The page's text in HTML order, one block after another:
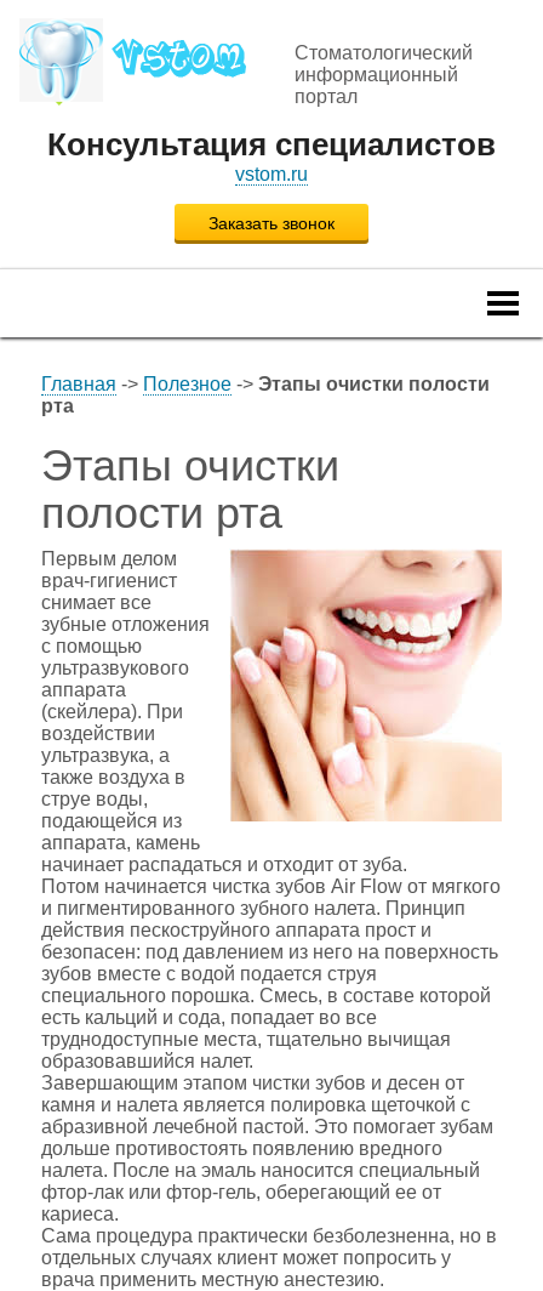
Стоматологический
информационный
портал
Консультация специалистов
vstom.ru
Заказать звонок
Главная -> Полезное-> Этапы очистки полости
рта
Этапы очистки
полости рта
Первым делом
врач-гигиенист
снимает все
зубные отложения
с помощью
ультразвукового
аппарата
(скейлера). При
воздействии
ультразвука, а
также воздуха в
струе воды,
подающейся из
аппарата, камень
начинает распадаться и отходит от зуба.
Потом начинается чистка зубов Air Flow от мягкого
и пигментированного зубного налета. Принцип
действия пескоструйного аппарата прост и
безопасен: под давлением из него на поверхность
зубов вместе с водой подается струя
специального порошка. Смесь, в составе которой
есть кальций и сода, попадает во все
труднодоступные места, тщательно вычищая
образовавшийся налет.
Завершающим этапом чистки зубов и десен от
камня и налета является полировка щеточкой с
абразивной лечебной пастой. Это помогает зубам
дольше противостоять появлению вредного
налета. После на эмаль наносится специальный
фтор-лак или фтор-гель, оберегающий ее от
кариеса.
Сама процедура практически безболезненна, но в
отдельных случаях клиент может попросить у
врача применить местную анестезию.